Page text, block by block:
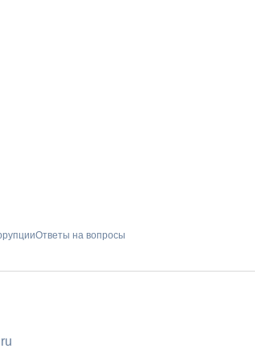
Ответы на вопросы